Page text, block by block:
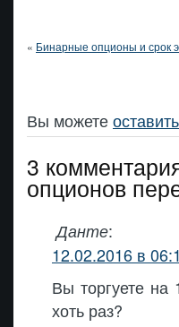
« Бинарные опционы и срок
Вы можете
3
опционов
Данте:
12.02.2016 в
Вы торгуете
хоть раз?